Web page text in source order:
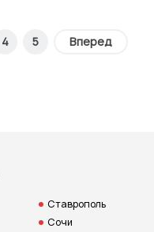
4 5 Вперед
Ставрополь
Сочи